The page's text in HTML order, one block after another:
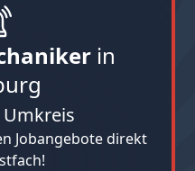
in
Jobangebote direkt